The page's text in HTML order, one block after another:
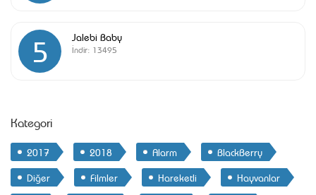
5 Jalebi Baby
İndir: 13495
Kategori
2017 2018 Alarm
BlackBerry
Diğer
Filmler Hareketli
Hayvanlar